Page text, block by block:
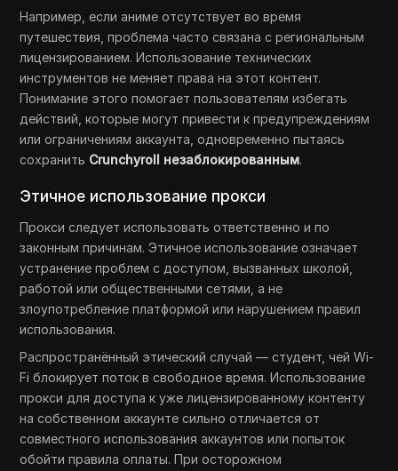
Например, если аниме отсутствует во время
путешествия, проблема часто связана с региональным
лицензированием. Использование технических
инструментов не меняет права на этот контент.
Понимание этого помогает пользователям избегать
действий, которые могут привести к предупреждениям
или ограничениям аккаунта, одновременно пытаясь
сохранить Crunchyroll незаблокированным.
Этичное использование прокси
Прокси следует использовать ответственно и по
законным причинам. Этичное использование означает
устранение проблем с доступом, вызванных школой,
работой или общественными сетями, а не
злоупотребление платформой или нарушением правил
использования.
Распространённый этический случай — студент, чей Wi-
Fi блокирует поток в свободное время. Использование
прокси для доступа к уже лицензированному контенту
на собственном аккаунте сильно отличается от
совместного использования аккаунтов или попыток
обойти правила оплаты. При осторожном